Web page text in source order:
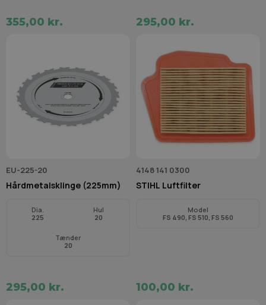
355,00 kr. 295,00 kr.
EU-225-20
Hårdmetalsklinge (225mm)
Dia.
225
Hul
20
Tænder
20
295,00 kr.
4148 141 0300
STIHL Luftfilter
Model
FS 490, FS 510, FS 560
100,00 kr.